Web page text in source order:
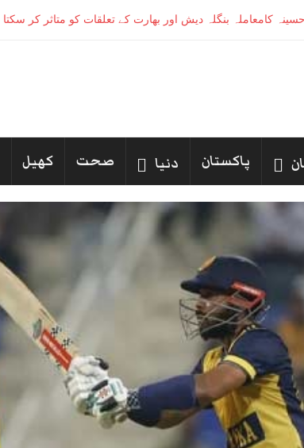
پاکستان دنیا صحت کھیل